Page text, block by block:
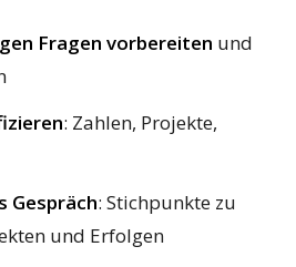
Fragen vorbereiten und
: Zahlen, Projekte,
Gespräch: Stichpunkte zu
und Erfolgen